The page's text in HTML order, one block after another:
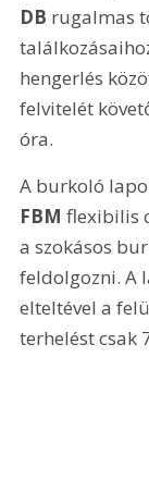
DB rugalmas
hengerlés
felvitelét
óra.
A burkoló
FBM flexibilis
a szokásos
feldolgozni. A
elteltével a
terhelést csak